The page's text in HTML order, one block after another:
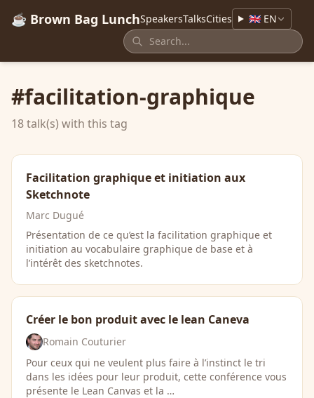
☕ Brown Bag LunchSpeakersTalksCities 🇬🇧 EN
#facilitation-graphique
18 talk(s) with this tag
Facilitation graphique et initiation aux
Sketchnote
Marc Dugué
Présentation de ce qu’est la facilitation graphique et
initiation au vocabulaire graphique de base et à
l’intérêt des sketchnotes.
Créer le bon produit avec le lean Caneva
Romain Couturier
Pour ceux qui ne veulent plus faire à l’instinct le tri
dans les idées pour leur produit, cette conférence vous
présente le Lean Canvas et la …